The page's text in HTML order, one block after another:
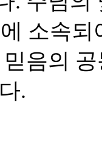
소속
음의
.